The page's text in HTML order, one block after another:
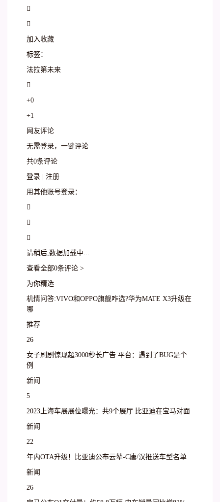


加入收藏
标签：
法拉第未来

+0
+1
网友评论
无需登录，一键评论
共0条评论
登录 | 注册
用其他账号登录：



请稍后,数据加载中...
查看全部0条评论 >
为你精选
机情问答:VIVO和OPPO旗舰咋选?华为MATE X3升级在
哪
推荐
26
女子刷剧惊现超3000秒长广告 平台：遇到了BUG是个
例
新闻
5
2023上海车展展位曝光：共9个展厅 比亚迪在宝马对面
新闻
22
年内OTA升级！比亚迪公布云辇-C唐/汉推送车型名单
新闻
26